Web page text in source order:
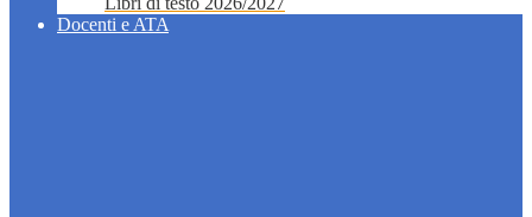
Docenti e ATA